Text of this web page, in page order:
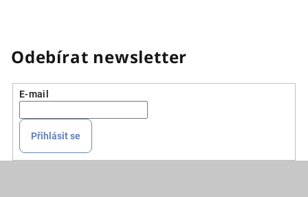
Odebírat newsletter
E-mail
Přihlásit se